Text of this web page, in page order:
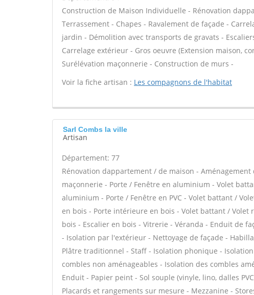
Construction de Maison Individuelle - Rénovation
Terrassement - Chapes - Ravalement de façade -
jardin - Démolition avec transports de gravats -
Carrelage extérieur - Gros oeuvre (Extension maison,
Surélévation maçonnerie - Construction de murs -
Voir la fiche artisan : Les compagnons de l'habitat
Sarl Combs la ville
Artisan
Département: 77
Rénovation dappartement / de maison -
maçonnerie - Porte / Fenêtre en aluminium - Volet
aluminium - Porte / Fenêtre en PVC - Volet battant /
en bois - Porte intérieure en bois - Volet battant /
bois - Escalier en bois - Vitrerie - Véranda - Enduit de
- Isolation par l'extérieur - Nettoyage de façade -
Plâtre traditionnel - Staff - Isolation phonique -
combles non aménageables - Isolation des combles
Enduit - Papier peint - Sol souple (vinyle, lino, dalles
Placards et rangements sur mesure - Mezzanine -